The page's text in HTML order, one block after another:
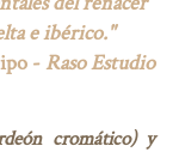
e ibérico."
-Raso Estudio
cromático) y